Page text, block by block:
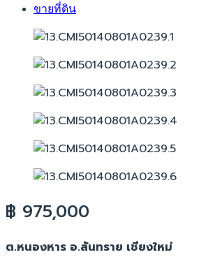
ขายที่ดิน
฿ 975,000
ต.หนองหาร อ.สันทราย เชียงใหม่